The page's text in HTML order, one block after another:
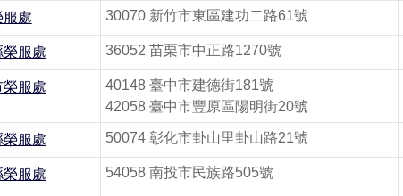
服處 30070 新竹市東區建功二路61號
服處 36052 苗栗市中正路1270號
服處
40148 臺中市建德街181號
42058 臺中市豐原區陽明街20號
服處 50074 彰化市卦山里卦山路21號
服處 54058 南投市民族路505號